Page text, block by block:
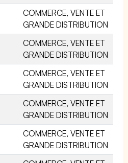
COMMERCE, VENTE ET
GRANDE DISTRIBUTION
COMMERCE, VENTE ET
GRANDE DISTRIBUTION
COMMERCE, VENTE ET
GRANDE DISTRIBUTION
COMMERCE, VENTE ET
GRANDE DISTRIBUTION
COMMERCE, VENTE ET
GRANDE DISTRIBUTION